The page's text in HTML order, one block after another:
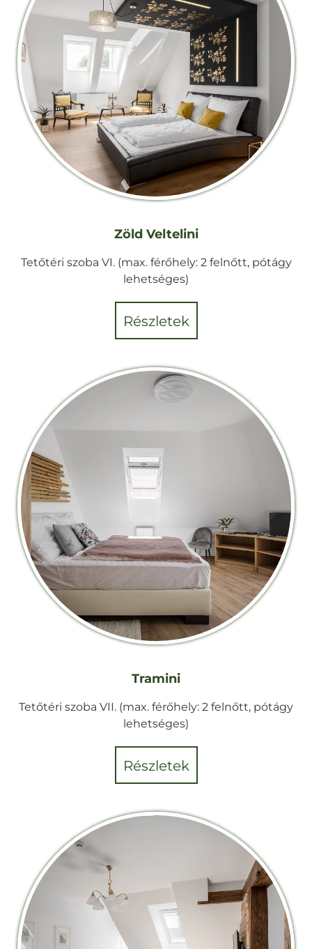
Zöld Veltelini
Tetőtéri szoba VI. (max. férőhely: 2 felnőtt, pótágy
lehetséges)
részletek
Tramini
Tetőtéri szoba VII. (max. férőhely: 2 felnőtt, pótágy
lehetséges)
részletek